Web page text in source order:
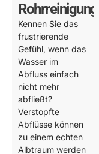
Rohrreinigung
Kennen Sie das
frustrierende
Gefühl, wenn das
Wasser im
Abfluss einfach
nicht mehr
abfließt?
Verstopfte
Abflüsse können
zu einem echten
Albtraum werden